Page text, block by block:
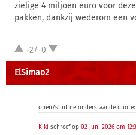
zielige 4 miljoen euro voor
pakken, dankzij wederom een
+2/-0
ElSimao2
open/sluit de onderstaande quote:
Kiki schreef op 02 juni 2026 om